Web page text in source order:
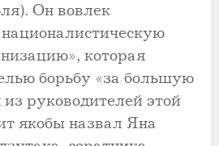
Он вовлек
которая
борьбу «за большую
руководителей этой
якобы назвал Яна